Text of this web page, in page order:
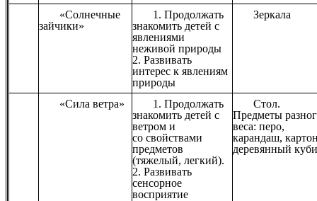
«Солнечные
зайчики»
1. Продолжать
знакомить детей с
явлениями
неживой природы
2. Развивать
интерес к явлениям
природы
Зеркала
«Сила ветра»
1. Продолжать
знакомить детей с
ветром и
со свойствами
предметов
(тяжелый, легкий).
2. Развивать
сенсорное
восприятие
Стол.
Предметы
веса: перо,
карандаш,
деревянный